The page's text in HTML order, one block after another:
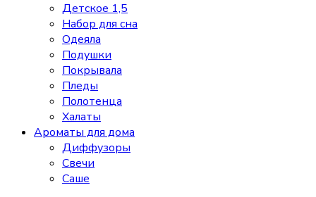
Детское 1,5
Набор для сна
Одеяла
Подушки
Покрывала
Пледы
Полотенца
Халаты
Ароматы для дома
Диффузоры
Свечи
Cаше